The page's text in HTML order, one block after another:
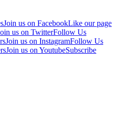
Join us on FacebookLike our page
us on TwitterFollow Us
Join us on InstagramFollow Us
Join us on YoutubeSubscribe